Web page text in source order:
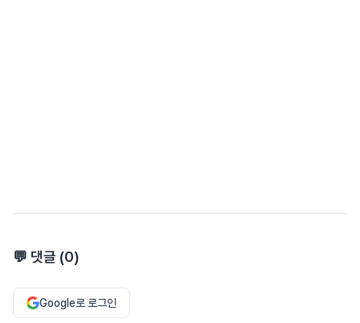
💬 댓글 (0)
Google로 로그인